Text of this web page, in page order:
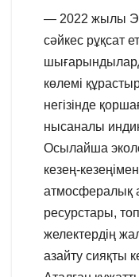
— 2022 жылы
сәйкес рұқсат
көлемі
негізінде
нысаналы
Осылайша
кезең-
атмосфералық
ресурстары,
желектердің
азайту сияқты